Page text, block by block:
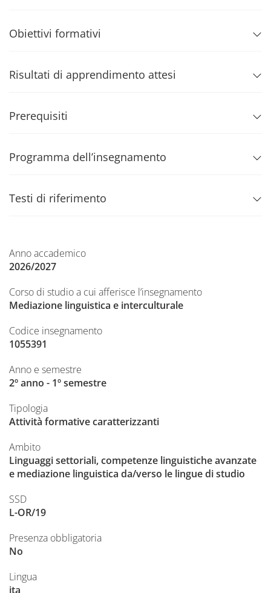
Obiettivi formativi
Risultati di apprendimento attesi
Prerequisiti
Programma dell’insegnamento
Testi di riferimento
Anno accademico
2026/2027
Corso di studio a cui afferisce l’insegnamento
Mediazione linguistica e interculturale
Codice insegnamento
1055391
Anno e semestre
2º anno - 1º semestre
Tipologia
Attività formative caratterizzanti
Ambito
Linguaggi settoriali, competenze linguistiche avanzate
e mediazione linguistica da/verso le lingue di studio
SSD
L-OR/19
Presenza obbligatoria
No
Lingua
ita